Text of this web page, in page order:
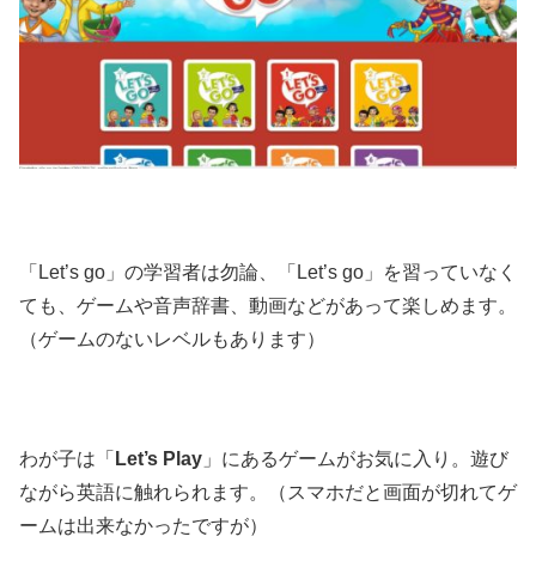
「Let’s go」の学習者は勿論、「Let’s go」を習っていなく
ても、ゲームや音声辞書、動画などがあって楽しめます。
（ゲームのないレベルもあります）
わが子は「 Let’s Play 」にあるゲームがお気に入り。遊び
ながら英語に触れられます。（スマホだと画面が切れてゲ
ームは出来なかったですが）